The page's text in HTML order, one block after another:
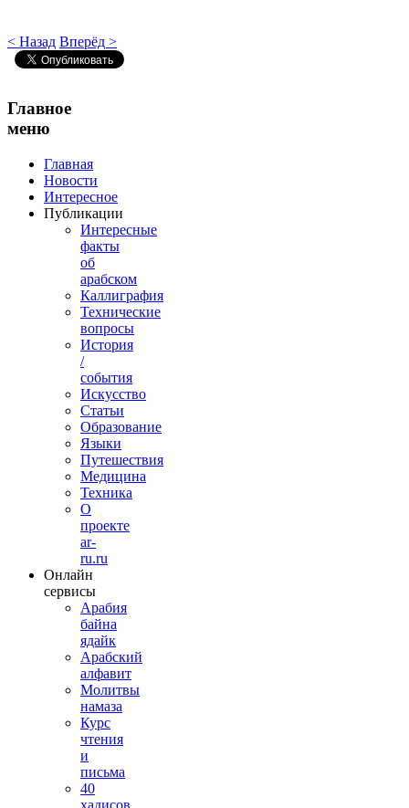
< Назад Вперёд >
Главное
меню
Главная
Новости
Интересное
Публикации
Интересные
факты
об
арабском
Каллиграфия
Технические
вопросы
История
/
события
Искусство
Статьи
Образование
Языки
Путешествия
Медицина
Техника
О
проекте
ar-
ru.ru
Онлайн
сервисы
Арабия
байна
ядайк
Арабский
алфавит
Молитвы
намаза
Курс
чтения
и
письма
40